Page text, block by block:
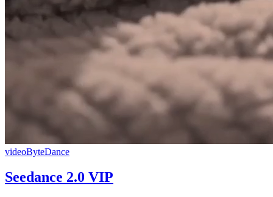
videoByteDance
Seedance 2.0 VIP